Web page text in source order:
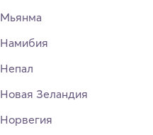
Мьянма
Намибия
Непал
Новая Зеландия
Норвегия